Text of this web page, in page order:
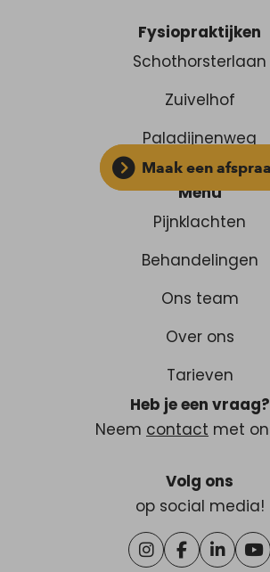
Fysiopraktijken
Schothorsterlaan
Zuivelhof
Paladijnenweg
Maak een
Menu
Pijnklachten
Behandelingen
Ons team
Over ons
Tarieven
Heb je een vraag?
Neem contact met
Volg ons
op social media!